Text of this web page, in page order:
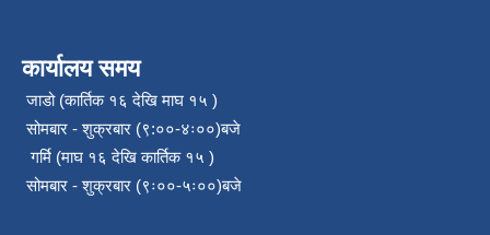
कार्यालय समय
जाडो (कार्तिक १६ देखि माघ १५ )
सोमबार - शुक्रबार (९:००-४ः००)बजे
गर्मि (माघ १६ देखि कार्तिक १५ )
सोमबार - शुक्रबार (९ः००-५ः००)बजे